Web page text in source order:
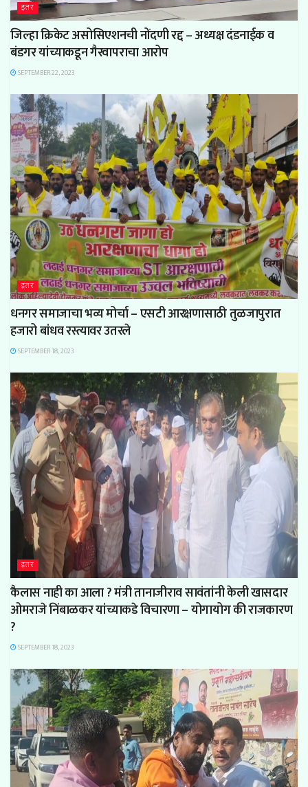
इतर
जिल्हा क्रिकेट असोसिएशनची नोंदणी रद्द – अध्यक्ष दंडनाईक व
बंडगर यांच्याकडून गैरवापराचा आरोप
SEPTEMBER 22, 2023
इतर
धनगर समाजाचा भव्य मोर्चा – एसटी आरक्षणासाठी तुळजापुरात
हजारो बांधव रस्त्यावर उतरले
SEPTEMBER 18, 2023
इतर
कैलास नाही का आला ? मंत्री तानाजीराव सावंतांनी केली खासदार
ओमराजे निंबाळकर यांच्याकडे विचारणा – योगायोग की राजकारण
?
SEPTEMBER 18, 2023